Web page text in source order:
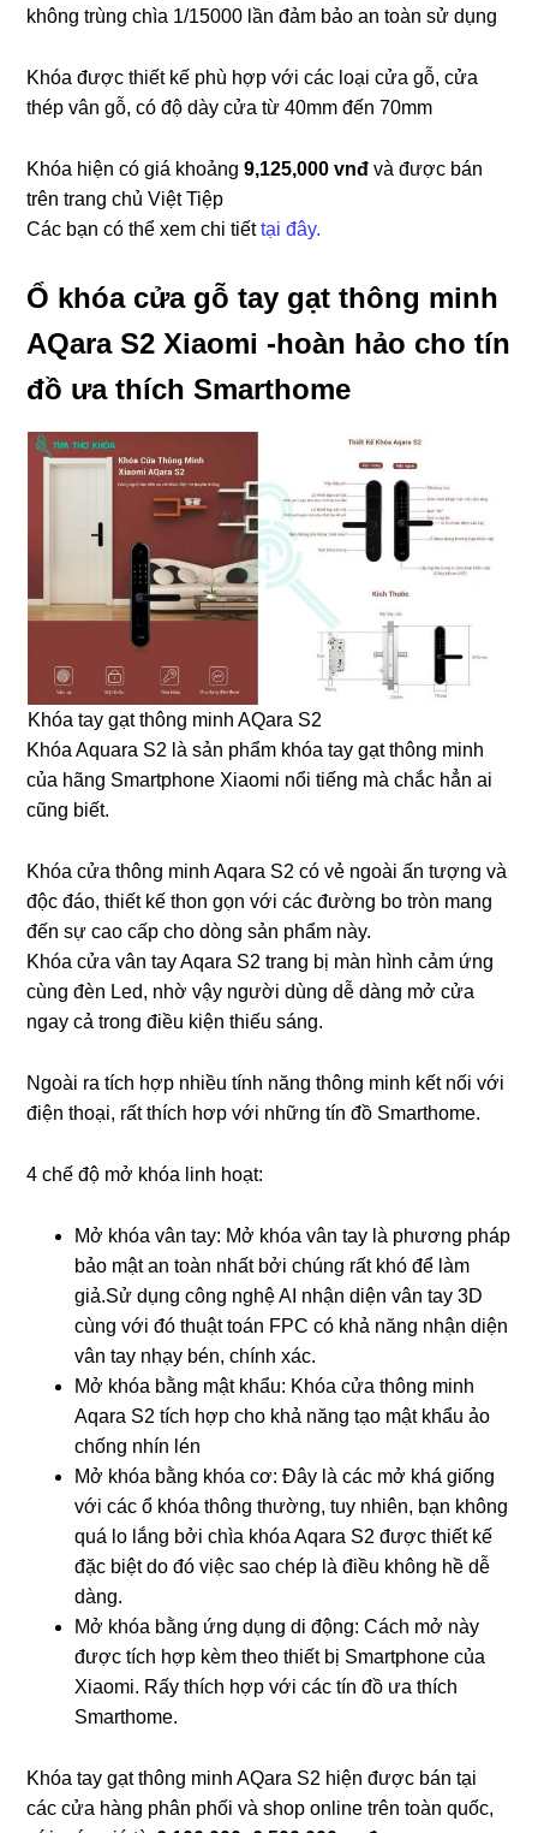
không trùng chìa 1/15000 lần đảm bảo an toàn sử dụng
Khóa được thiết kế phù hợp với các loại cửa gỗ, cửa
thép vân gỗ, có độ dày cửa từ 40mm đến 70mm
Khóa hiện có giá khoảng9,125,000 vnđ và được bán
trên trang chủ Việt Tiệp
Các bạn có thể xem chi tiếttại đây.
Ổ khóa cửa gỗ tay gạt thông minh
AQara S2 Xiaomi -hoàn hảo cho tín
đồ ưa thích Smarthome
Khóa tay gạt thông minh AQara S2
Khóa Aquara S2 là sản phẩm khóa tay gạt thông minh
của hãng Smartphone Xiaomi nổi tiếng mà chắc hẳn ai
cũng biết.
Khóa cửa thông minh Aqara S2 có vẻ ngoài ấn tượng và
độc đáo, thiết kế thon gọn với các đường bo tròn mang
đến sự cao cấp cho dòng sản phẩm này.
Khóa cửa vân tay Aqara S2 trang bị màn hình cảm ứng
cùng đèn Led, nhờ vậy người dùng dễ dàng mở cửa
ngay cả trong điều kiện thiếu sáng.
Ngoài ra tích hợp nhiều tính năng thông minh kết nối với
điện thoại, rất thích hơp với những tín đồ Smarthome.
4 chế độ mở khóa linh hoạt:
Mở khóa vân tay: Mở khóa vân tay là phương pháp
bảo mật an toàn nhất bởi chúng rất khó để làm
giả.Sử dụng công nghệ AI nhận diện vân tay 3D
cùng với đó thuật toán FPC có khả năng nhận diện
vân tay nhạy bén, chính xác.
Mở khóa bằng mật khẩu: Khóa cửa thông minh
Aqara S2 tích hợp cho khả năng tạo mật khẩu ảo
chống nhín lén
Mở khóa bằng khóa cơ: Đây là các mở khá giống
với các ổ khóa thông thường, tuy nhiên, bạn không
quá lo lắng bởi chìa khóa Aqara S2 được thiết kế
đặc biệt do đó việc sao chép là điều không hề dễ
dàng.
Mở khóa bằng ứng dụng di động: Cách mở này
được tích hợp kèm theo thiết bị Smartphone của
Xiaomi. Rấy thích hợp với các tín đồ ưa thích
Smarthome.
Khóa tay gạt thông minh AQara S2 hiện được bán tại
các cửa hàng phân phối và shop online trên toàn quốc,